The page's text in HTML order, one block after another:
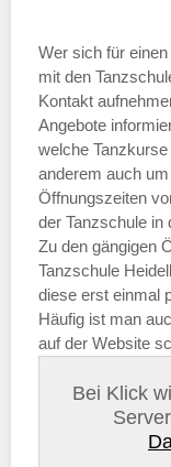
Wer sich für einen
mit den
Kontakt
Angebote
welche
anderem auch
Öffnungszeiten
der Tanzschule in
Zu den gängigen
Tanzschule
diese erst einmal
Häufig ist man
auf der Website
Bei Klick